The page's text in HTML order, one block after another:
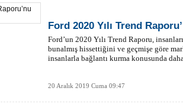
Ford 2020 Yılı Trend
Ford’un 2020 Yılı Trend Raporu,
bunalmış hissettiğini ve geçmişe göre
insanlarla bağlantı kurma konusunda
20 Aralık 2019 Cuma 09:47